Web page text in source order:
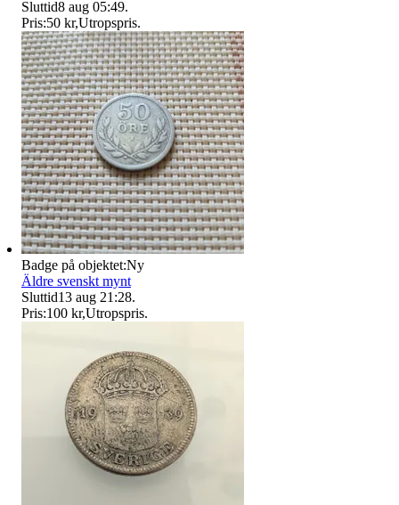
Sluttid8 aug 05:49.
Pris:50 kr,Utropspris.
Badge på objektet:Ny
Äldre svenskt mynt
Sluttid13 aug 21:28.
Pris:100 kr,Utropspris.